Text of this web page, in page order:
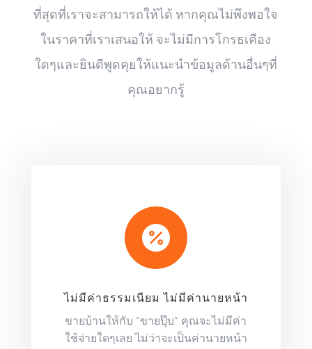
ที่สุดที่เราจะสามารถให้ได้ หากคุณไม่พึงพอใจ
ในราคาที่เราเสนอให้ จะไม่มีการโกรธเคือง
ใดๆและยินดีพูดคุยให้แนะนำข้อมูลด้านอื่นๆที่
คุณอยากรู้

ไม่มีค่าธรรมเนียม ไม่มีค่านายหน้า
ขายบ้านให้กับ “ขายปุ๊บ” คุณจะไม่มีค่า
ใช้จ่ายใดๆเลย ไม่ว่าจะเป็นค่านายหน้า